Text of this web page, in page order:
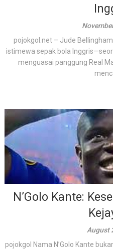
pojokgol.net – Jude
istimewa sepak bola
menguasai panggung Real
N’Golo Kante:
August
pojokgol Nama N’Golo Kante